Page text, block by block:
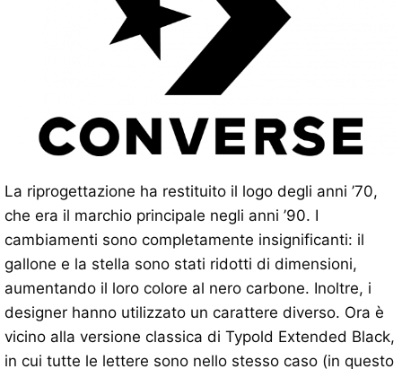
La riprogettazione ha restituito il logo degli anni ’70,
che era il marchio principale negli anni ’90. I
cambiamenti sono completamente insignificanti: il
gallone e la stella sono stati ridotti di dimensioni,
aumentando il loro colore al nero carbone. Inoltre, i
designer hanno utilizzato un carattere diverso. Ora è
vicino alla versione classica di Typold Extended Black,
in cui tutte le lettere sono nello stesso caso (in questo